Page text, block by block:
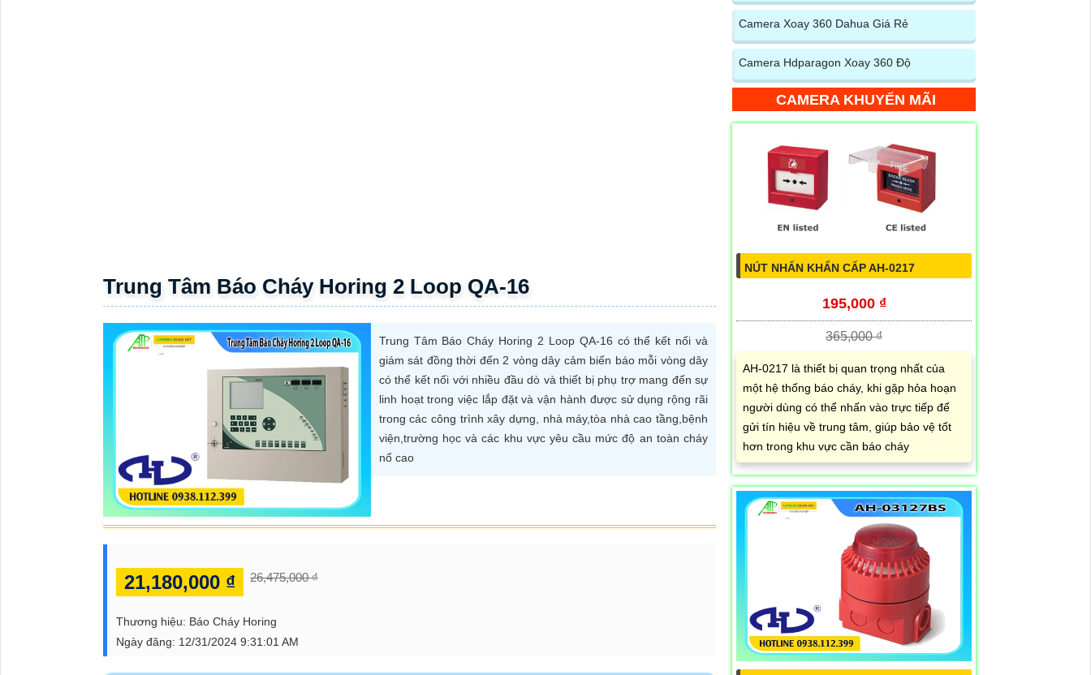
Trung Tâm Báo Cháy Horing 2 Loop QA-16
Trung Tâm Báo Cháy Horing 2 Loop QA-16 có thể kết nối và
giám sát đồng thời đến 2 vòng dây cảm biến báo mỗi vòng dây
có thể kết nối với nhiều đầu dò và thiết bị phụ trợ mang đến sự
linh hoạt trong việc lắp đặt và vận hành được sử dụng rộng rãi
trong các công trình xây dựng, nhà máy,tòa nhà cao tầng,bệnh
viện,trường học và các khu vực yêu cầu mức độ an toàn cháy
nổ cao
21,180,000 ₫ 26,475,000 ₫
Thương hiệu: Báo Cháy Horing
Ngày đăng: 12/31/2024 9:31:01 AM
Camera Xoay 360 Dahua Giá Rẻ
Camera Hdparagon Xoay 360 Độ
CAMERA KHUYẾN MÃI
NÚT NHẤN KHẨN CẤP AH-0217
195,000 ₫
365,000 ₫
AH-0217 là thiết bị quan trọng nhất của
một hệ thống báo cháy, khi gặp hỏa hoạn
người dùng có thể nhấn vào trực tiếp để
gửi tín hiệu về trung tâm, giúp bảo vệ tốt
hơn trong khu vực cần báo cháy